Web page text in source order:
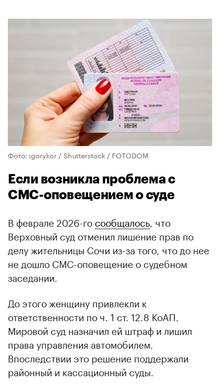
Фото: igorykor / Shutterstock / FOTODOM
Если возникла проблема с
СМС-оповещением о суде
В феврале 2026-го сообщалось, что
Верховный суд отменил лишение прав по
делу жительницы Сочи из-за того, что до нее
не дошло СМС-оповещение о судебном
заседании.
До этого женщину привлекли к
ответственности по ч. 1 ст. 12.8 КоАП.
Мировой суд назначил ей штраф и лишил
права управления автомобилем.
Впоследствии это решение поддержали
районный и кассационный суды.